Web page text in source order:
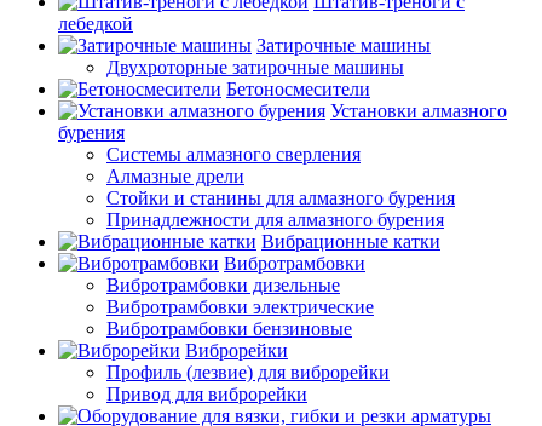
лебедкой
Затирочные машины
Двухроторные затирочные машины
Бетоносмесители
Установки алмазного
бурения
Системы алмазного сверления
Алмазные дрели
Стойки и станины для алмазного бурения
Принадлежности для алмазного бурения
Вибрационные катки
Вибротрамбовки
Вибротрамбовки дизельные
Вибротрамбовки электрические
Вибротрамбовки бензиновые
Виброрейки
Профиль (лезвие) для виброрейки
Привод для виброрейки